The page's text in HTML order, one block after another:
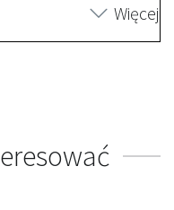
Więcej